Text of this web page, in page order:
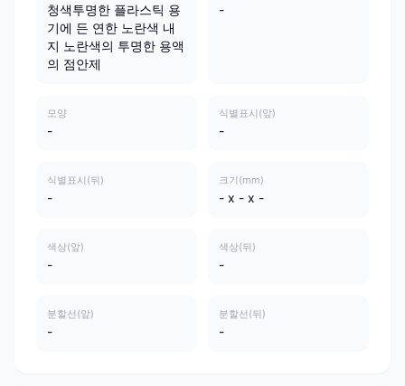
청색투명한 플라스틱 용
기에 든 연한 노란색 내
지 노란색의 투명한 용액
의 점안제
-
모양
-
식별표시(앞)
-
식별표시(뒤)
-
크기(mm)
- x - x -
색상(앞)
-
색상(뒤)
-
분할선(앞)
-
분할선(뒤)
-